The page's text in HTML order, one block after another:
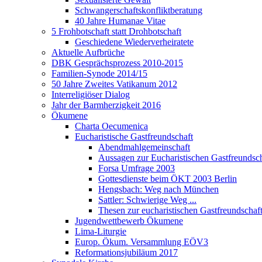
Schwangerschaftskonfliktberatung
40 Jahre Humanae Vitae
5 Frohbotschaft statt Drohbotschaft
Geschiedene Wiederverheiratete
Aktuelle Aufbrüche
DBK Gesprächsprozess 2010-2015
Familien-Synode 2014/15
50 Jahre Zweites Vatikanum 2012
Interreligiöser Dialog
Jahr der Barmherzigkeit 2016
Ökumene
Charta Oecumenica
Eucharistische Gastfreundschaft
Abendmahlgemeinschaft
Aussagen zur Eucharistischen
Forsa Umfrage 2003
Gottesdienste beim ÖKT 2003 Berlin
Hengsbach: Weg nach München
Sattler: Schwierige Weg ...
Thesen zur eucharistischen Gastfreundschaft
Jugendwettbewerb Ökumene
Lima-Liturgie
Europ. Ökum. Versammlung EÖV3
Reformationsjubiläum 2017